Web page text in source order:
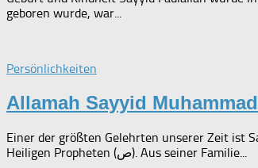
geboren wurde, war...
Persönlichkeiten
Allamah Sayyid
Einer der größten Gelehrten unserer Zeit ist
Heiligen Propheten (ص). Aus seiner Familie...